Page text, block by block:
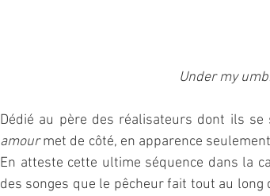
Under my
Dédié au père des réalisateurs dont ils se
amour met de côté, en apparence
En atteste cette ultime séquence dans la
des songes que le pêcheur fait tout au